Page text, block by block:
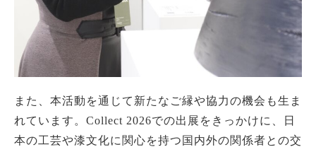
また、本活動を通じて新たなご縁や協力の機会も生ま
れています。Collect 2026での出展をきっかけに、日
本の工芸や漆文化に関心を持つ国内外の関係者との交